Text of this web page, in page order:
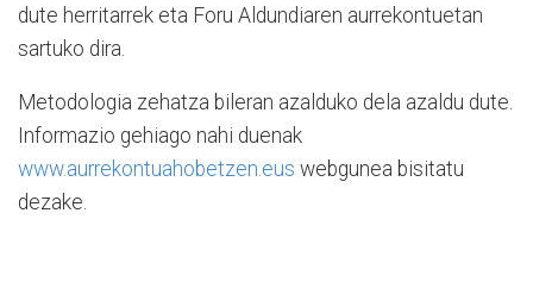
dute herritarrek eta Foru Aldundiaren aurrekontuetan
sartuko dira.
Metodologia zehatza bileran azalduko dela azaldu dute.
Informazio gehiago nahi duenak
www.aurrekontuahobetzen.eus webgunea bisitatu
dezake.